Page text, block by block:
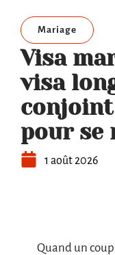
Mariage
Visa
visa
pour se
1 août 2026
Quand un